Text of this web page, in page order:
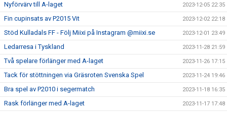
Nyförvärv till A-laget 2023-12-05 22:35
Fin cupinsats av P2015 Vit 2023-12-02 22:18
Stöd Kulladals FF - Följ Miixi på Instagram @miixi.se 2023-12-01 23:49
Ledarresa i Tyskland 2023-11-28 21:59
Två spelare förlänger med A-laget 2023-11-26 17:15
Tack för stöttningen via Gräsroten Svenska Spel 2023-11-24 19:46
Bra spel av P2010 i segermatch 2023-11-18 16:35
Rask förlänger med A-laget 2023-11-17 17:48